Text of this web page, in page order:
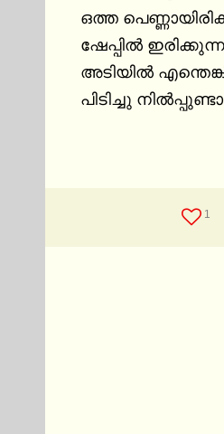
ഒത്ത
ഷേപ്പില്‍
അടിയില്‍
പിടിച്ചു
1